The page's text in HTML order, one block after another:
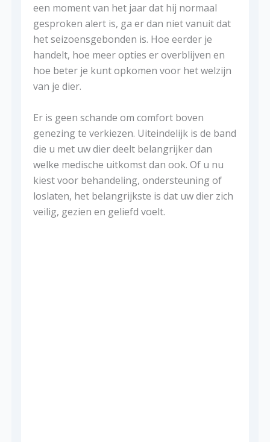
een moment van het jaar dat hij normaal
gesproken alert is, ga er dan niet vanuit dat
het seizoensgebonden is. Hoe eerder je
handelt, hoe meer opties er overblijven en
hoe beter je kunt opkomen voor het welzijn
van je dier.
Er is geen schande om comfort boven
genezing te verkiezen. Uiteindelijk is de band
die u met uw dier deelt belangrijker dan
welke medische uitkomst dan ook. Of u nu
kiest voor behandeling, ondersteuning of
loslaten, het belangrijkste is dat uw dier zich
veilig, gezien en geliefd voelt.